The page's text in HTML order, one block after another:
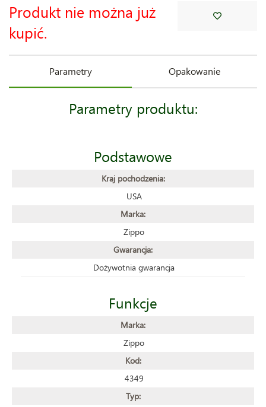
Produkt nie można już
kupić.
Parametry Opakowanie
Parametry produktu:
Podstawowe
Kraj pochodzenia:
USA
Marka:
Zippo
Gwarancja:
Dożywotnia gwarancja
Funkcje
Marka:
Zippo
Kod:
4349
Typ: